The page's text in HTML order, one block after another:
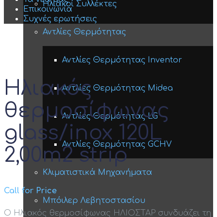
Ηλιακοί Συλλέκτες
Αντλίες Θερμότητας
Αντλίες Θερμότητας Inventor
Αντλίες Θερμότητας Midea
Αντλίες Θερμότητας LG
Αντλίες Θερμότητας GCHV
Κλιματιστικά Μηχανήματα
Μπόιλερ Λεβητοστασίου
Επικοινωνία
Συχνές ερωτήσεις
Ηλιακός
θερμοσίφωνας
glass/inox 120L
2,00m2 strip
Call for Price
Ο Ηλιακός θερμοσίφωνας ΗΛΙΟΣΤΑΡ συνδυάζει τη